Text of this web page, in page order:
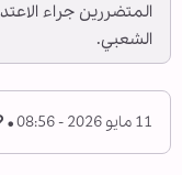
المتضررين جراء
الشعبي.
11 مايو 2026 - 08:56